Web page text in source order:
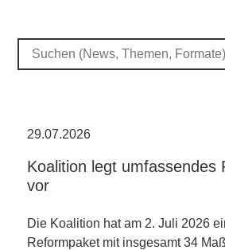
29.07.2026
Koalition legt umfassendes
vor
Die Koalition hat am 2. Juli 2026
Reformpaket mit insgesamt 34